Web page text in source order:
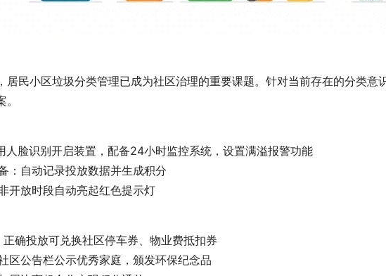
居民小区垃圾分类管理已成为社区治理的重要课题。针对当前存在的分类意
人脸识别开启装置，配备24小时监控系统，设置满溢报警功能
：自动记录投放数据并生成积分
开放时段自动亮起红色提示灯
正确投放可兑换社区停车券、物业费抵扣券
区公告栏公示优秀家庭，颁发环保纪念品